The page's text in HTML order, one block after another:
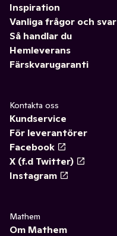
Inspiration
Vanliga frågor och svar
Så handlar du
Hemleverans
Färskvarugaranti
Kontakta oss
Kundservice
För leverantörer
Facebook
X (f.d Twitter)
Instagram
Mathem
Om Mathem